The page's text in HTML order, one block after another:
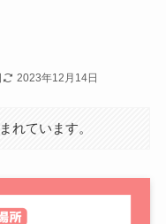
2023年12月14日
れています。